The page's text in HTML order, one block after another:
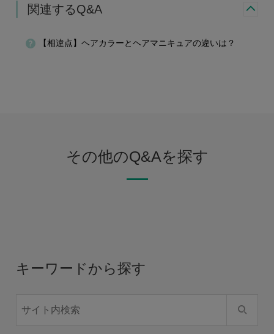
関連するQ&A
【相違点】ヘアカラーとヘアマニキュアの違いは？
その他のQ&Aを探す
キーワードから探す